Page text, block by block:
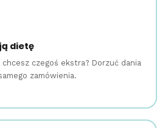
dietę
czegoś ekstra? Dorzuć dania
zamówienia.